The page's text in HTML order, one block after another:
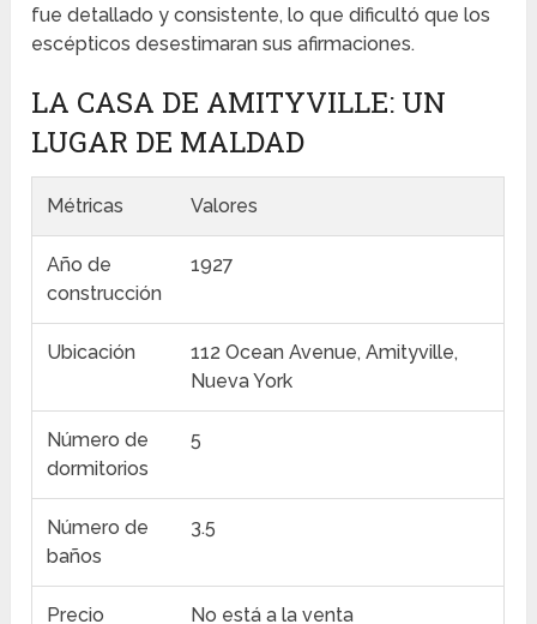
fue detallado y consistente, lo que dificultó que los
escépticos desestimaran sus afirmaciones.
LA CASA DE AMITYVILLE: UN
LUGAR DE MALDAD
Métricas Valores
Año de
construcción
1927
Ubicación
112 Ocean Avenue, Amityville,
Nueva York
Número de
dormitorios
5
Número de
baños
3.5
Precio No está a la venta